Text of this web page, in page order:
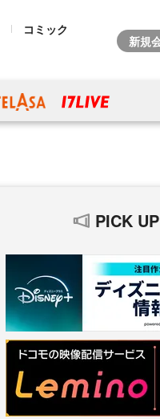
コミック
PICK UP